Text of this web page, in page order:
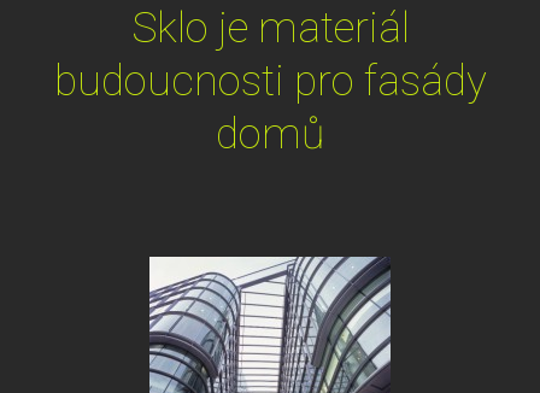
Sklo je materiál
budoucnosti pro fasády
domů